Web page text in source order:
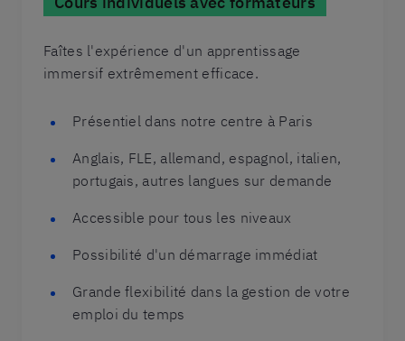
Faîtes l'expérience d'un apprentissage
immersif extrêmement efficace.
Présentiel dans notre centre à Paris
Anglais, FLE, allemand, espagnol, italien,
portugais, autres langues sur demande
Accessible pour tous les niveaux
Possibilité d'un démarrage immédiat
Grande flexibilité dans la gestion de votre
emploi du temps